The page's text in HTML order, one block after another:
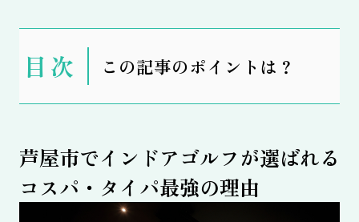
この記事のポイントは？
表
示
芦屋市でインドアゴルフが選ばれる
コスパ・タイパ最強の理由